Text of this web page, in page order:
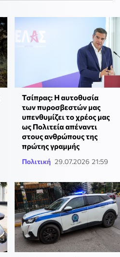
Τσίπρας: Η αυτοθυσία
των πυροσβεστών μας
υπενθυμίζει το χρέος μας
ως Πολιτεία απέναντι
στους ανθρώπους της
πρώτης γραμμής
Πολιτική 29.07.2026 21:59